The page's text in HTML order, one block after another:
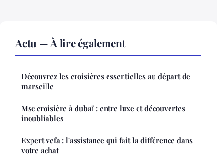
Actu — À lire également
Découvrez les croisières essentielles au départ de
marseille
Msc croisière à dubaï : entre luxe et découvertes
inoubliables
Expert vefa : l'assistance qui fait la différence dans
votre achat